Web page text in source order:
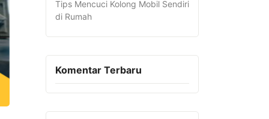
Tips Mencuci Kolong Mobil Sendiri
di Rumah
Komentar Terbaru